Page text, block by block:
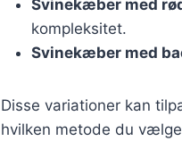
Svinekæber med
kompleksitet.
Svinekæber med
Disse variationer kan
hvilken metode du